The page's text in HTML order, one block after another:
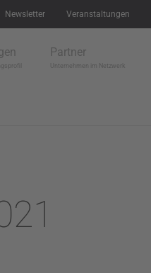
Newsletter Veranstaltungen
Partner
Unternehmen im Netzwerk